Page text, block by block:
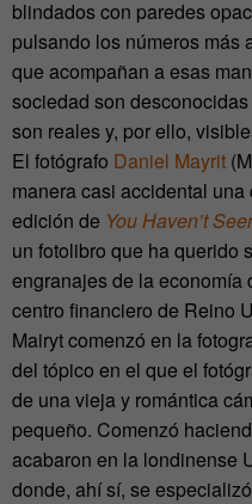
blindados con paredes
pulsando los números más
que acompañan a esas
sociedad son
son reales y, por ello,
El fotógrafo Daniel Mayrit
manera casi accidental
edición de You Haven’t
un fotolibro que ha querido
engranajes de la economía
centro financiero de Reino
Mairyt comenzó en la
del tópico en el que el
de una vieja y romántica
pequeño. Comenzó
acabaron en la londinense
donde, ahí sí, se